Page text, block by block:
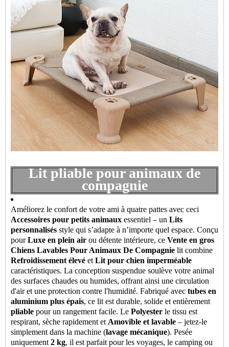
Lit pliable pour animaux de
compagnie
Améliorez le confort de votre ami à quatre pattes avec ceci
Accessoires pour petits animaux essentiel – un Lits
personnalisés style qui s’adapte à n’importe quel espace. Conçu
pourLuxe en plein air ou détente intérieure, ce Vente en gros
Chiens Lavables Pour Animaux De Compagnie lit combine
Refroidissement élevé et Lit pour chien imperméable
caractéristiques. La conception suspendue soulève votre animal
des surfaces chaudes ou humides, offrant ainsi une circulation
d'air et une protection contre l'humidité. Fabriqué avec tubes en
aluminium plus épais, ce lit est durable, solide et entièrement
pliable pour un rangement facile. Le Polyester le tissu est
respirant, sèche rapidement et Amovible et lavable – jetez-le
simplement dans la machine (lavage mécanique). Pesée
uniquement 2 kg, il est parfait pour les voyages, le camping ou